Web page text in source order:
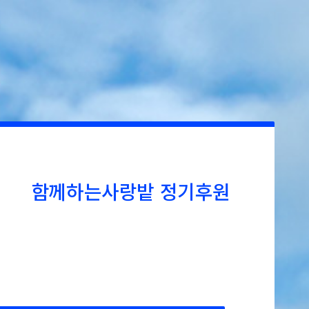
함께하는사랑밭 정기후원